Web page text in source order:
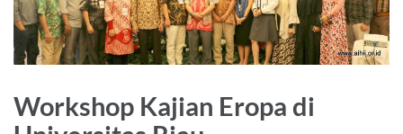
Workshop Kajian Eropa di